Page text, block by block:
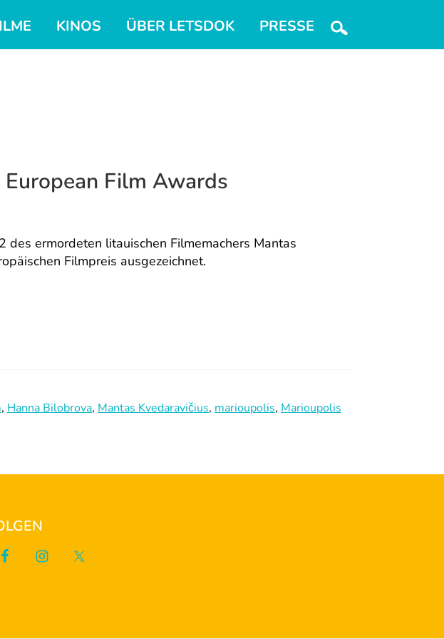
KINOS ÜBER LETSDOK PRESSE
Film Awards
des ermordeten litauischen Filmemachers Mantas
Filmpreis ausgezeichnet.
, Hanna Bilobrova, Mantas Kvedaravičius, marioupolis, Marioupolis